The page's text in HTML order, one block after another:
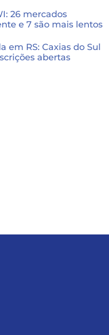
26 mercados
e 7 são mais lentos
em RS: Caxias do Sul
abertas